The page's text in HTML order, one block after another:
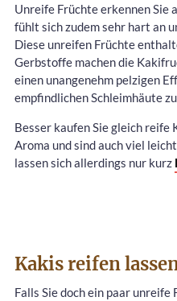
Unreife Früchte erkennen Sie
fühlt sich zudem sehr hart an
Diese unreifen Früchte
Gerbstoffe machen die
einen unangenehm pelzigen
empfindlichen Schleimhäute
Besser kaufen Sie gleich reife
Aroma und sind auch viel
lassen sich allerdings nur kurz
Kakis reifen
Falls Sie doch ein paar